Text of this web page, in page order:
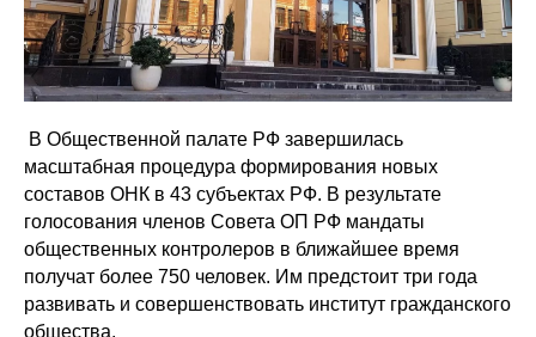
В Общественной палате РФ завершилась
масштабная процедура формирования новых
составов ОНК в 43 субъектах РФ. В результате
голосования членов Совета ОП РФ мандаты
общественных контролеров в ближайшее время
получат более 750 человек. Им предстоит три года
развивать и совершенствовать институт гражданского
общества.